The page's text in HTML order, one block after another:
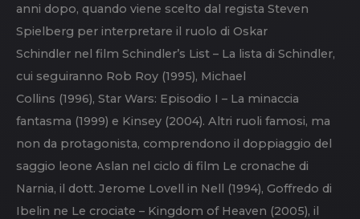
anni dopo, quando viene scelto dal regista Steven
Spielberg per interpretare il ruolo di Oskar
Schindler nel film Schindler’s List – La lista di Schindler,
cui seguiranno Rob Roy (1995), Michael
Collins (1996), Star Wars: Episodio I – La minaccia
fantasma (1999) e Kinsey (2004). Altri ruoli famosi, ma
non da protagonista, comprendono il doppiaggio del
saggio leone Aslan nel ciclo di film Le cronache di
Narnia, il dott. Jerome Lovell in Nell (1994), Goffredo di
Ibelin ne Le crociate – Kingdom of Heaven (2005), il